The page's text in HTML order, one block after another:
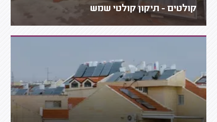
קולטים - תיקון קולטי שמש